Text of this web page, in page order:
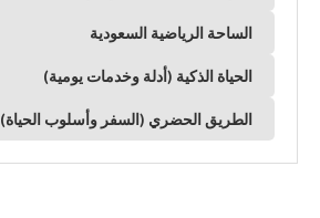
الساحة الرياضية السعودية
الحياة الذكية (أدلة وخدمات يومية)
الطريق الحضري (السفر وأسلوب الحياة)